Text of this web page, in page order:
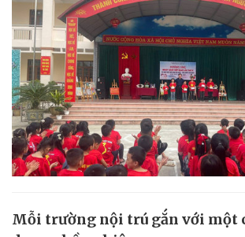
Mỗi trường nội trú gắn với một